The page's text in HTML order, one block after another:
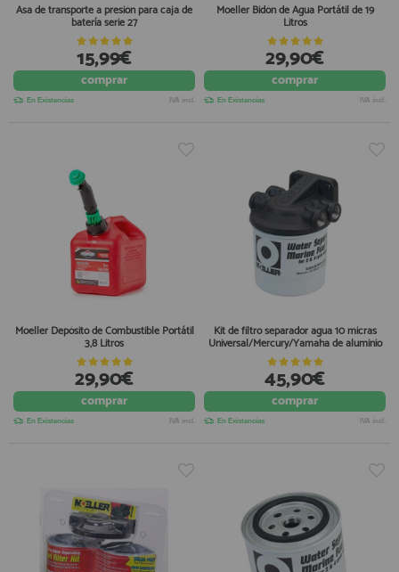
Asa de transporte a presión para caja de
batería serie 27
15,99€
comprar
En Existencias IVA incl.
Moeller Bidón de Agua Portátil de 19
Litros
29,90€
comprar
En Existencias IVA incl.
Moeller Depósito de Combustible Portátil
3,8 Litros
29,90€
comprar
En Existencias IVA incl.
Kit de filtro separador agua 10 micras
Universal/Mercury/Yamaha de aluminio
45,90€
comprar
En Existencias IVA incl.